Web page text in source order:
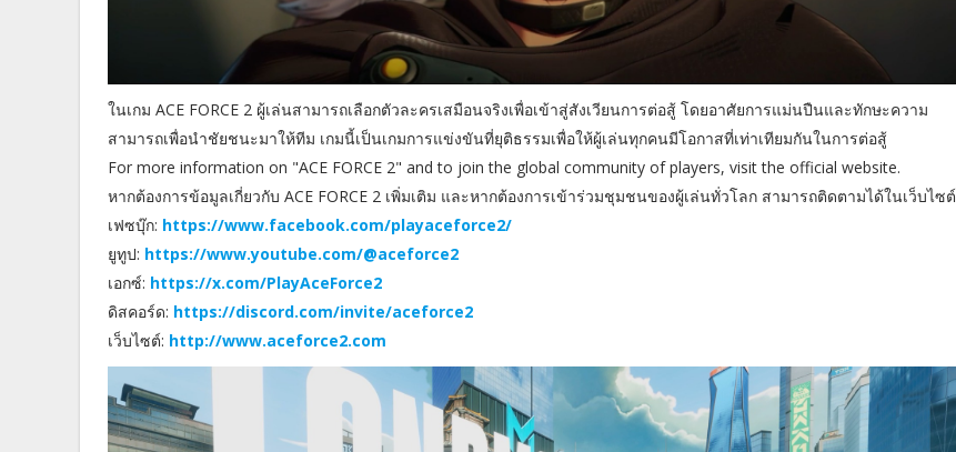
ในเกม ACE FORCE 2 ผู้เล่นสามารถเลือกตัวละครเสมือนจริงเพื่อเข้าสู่สังเวียนการต่อสู้ โดยอาศัยการแม่นปืนและทักษะความ
สามารถเพื่อนำชัยชนะมาให้ทีม เกมนี้เป็นเกมการแข่งขันที่ยุติธรรมเพื่อให้ผู้เล่นทุกคนมีโอกาสที่เท่าเทียมกันในการต่อสู้
For more information on "ACE FORCE 2" and to join the global community of players, visit the official website.
หากต้องการข้อมูลเกี่ยวกับ ACE FORCE 2 เพิ่มเติม และหากต้องการเข้าร่วมชุมชนของผู้เล่นทั่วโลก สามารถติดตามได้ในเว็บไซต์
เฟซบุ๊ก: https://www.facebook.com/playaceforce2/
ยูทูป: https://www.youtube.com/@aceforce2
เอกซ์: https://x.com/PlayAceForce2
ดิสคอร์ด: https://discord.com/invite/aceforce2
เว็บไซต์: http://www.aceforce2.com